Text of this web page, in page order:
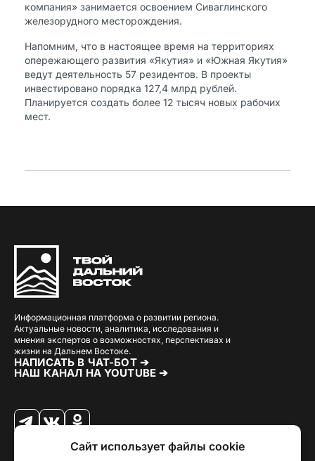
компания» занимается освоением Сиваглинского
железорудного месторождения.
Напомним, что в настоящее время на территориях
опережающего развития «Якутия» и «Южная Якутия»
ведут деятельность 57 резидентов. В проекты
инвестировано порядка 127,4 млрд рублей.
Планируется создать более 12 тысяч новых рабочих
мест.
Информационная платформа о развитии региона.
Актуальные новости, аналитика, исследования и
мнения экспертов о возможностях, перспективах и
жизни на Дальнем Востоке.
НАПИСАТЬ В ЧАТ-БОТ ➔
НАШ КАНАЛ НА YOUTUBE ➔
Сайт использует файлы cookie